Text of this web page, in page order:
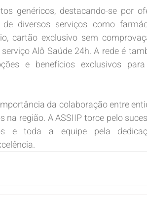
genéricos, destacando-se por
diversos serviços como
cartão exclusivo sem
Alô Saúde 24h. A rede é
e benefícios exclusivos
da colaboração entre
região. A ASSIIP torce pelo
e toda a equipe pela